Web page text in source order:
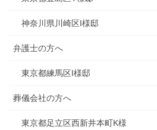
神奈川県川崎区I様邸
弁護士の方へ
東京都練馬区I様邸
葬儀会社の方へ
東京都足立区西新井本町K様